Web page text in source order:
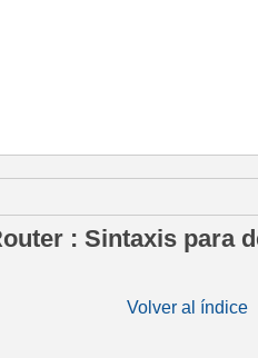
: Sintaxis para
Volver al índice